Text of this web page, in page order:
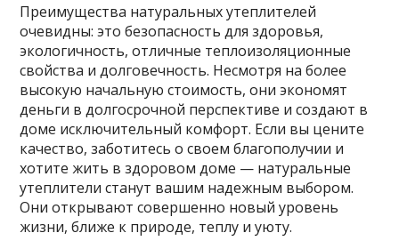
Преимущества натуральных утеплителей
очевидны: это безопасность для здоровья,
экологичность, отличные теплоизоляционные
свойства и долговечность. Несмотря на более
высокую начальную стоимость, они экономят
деньги в долгосрочной перспективе и создают в
доме исключительный комфорт. Если вы цените
качество, заботитесь о своем благополучии и
хотите жить в здоровом доме — натуральные
утеплители станут вашим надежным выбором.
Они открывают совершенно новый уровень
жизни, ближе к природе, теплу и уюту.